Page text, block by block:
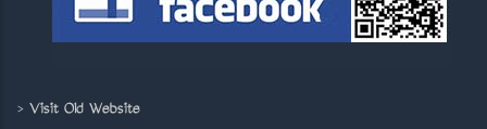
> Visit Old Website